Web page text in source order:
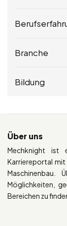
Branche
Bildung
Über uns
Mechknight ist
Karriereportal
Maschinenbau.
Möglichkeiten,
Bereichen zu